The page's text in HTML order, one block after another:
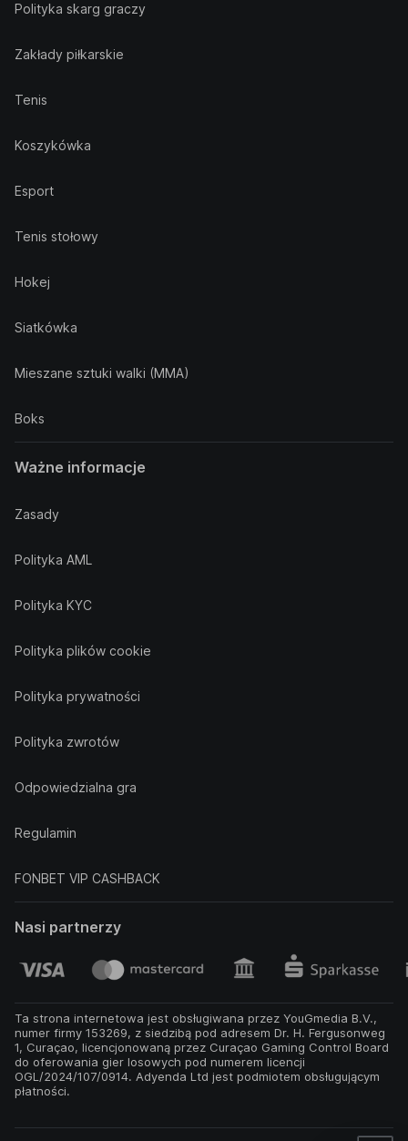
Polityka skarg graczy
Zakłady piłkarskie
Tenis
Koszykówka
Esport
Tenis stołowy
Hokej
Siatkówka
Mieszane sztuki walki (MMA)
Boks
Ważne informacje
Zasady
Polityka AML
Polityka KYC
Polityka plików cookie
Polityka prywatności
Polityka zwrotów
Odpowiedzialna gra
Regulamin
FONBET VIP CASHBACK
Nasi partnerzy
Ta strona internetowa jest obsługiwana przez YouGmedia B.V.,
numer firmy 153269, z siedzibą pod adresem Dr. H. Fergusonweg
1, Curaçao, licencjonowaną przez Curaçao Gaming Control Board
do oferowania gier losowych pod numerem licencji
OGL/2024/107/0914. Adyenda Ltd jest podmiotem obsługującym
płatności.